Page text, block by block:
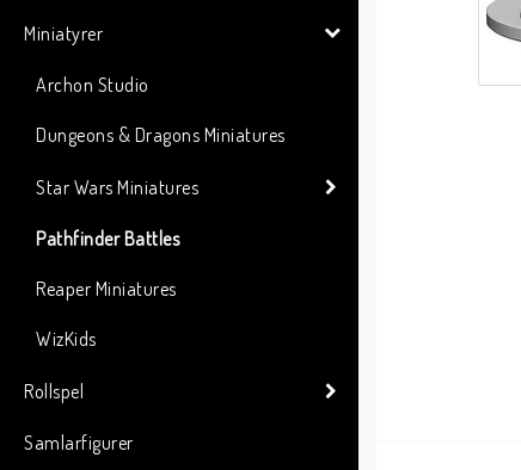
Miniatyrer
Archon Studio
Dungeons & Dragons Miniatures
Star Wars Miniatures
Pathfinder Battles
Reaper Miniatures
WizKids
Rollspel
Samlarfigurer